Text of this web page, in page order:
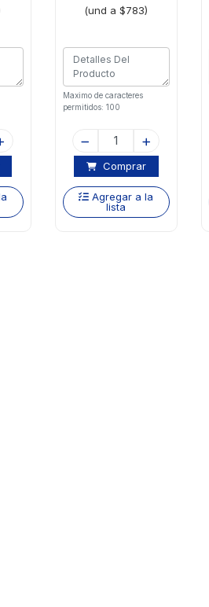
(und a $783)
Maximo de caracteres
permitidos: 100
Comprar
Agregar a la
lista